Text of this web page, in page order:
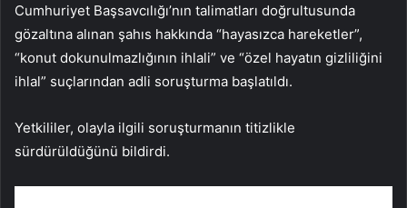
Cumhuriyet Başsavcılığı’nın talimatları doğrultusunda
gözaltına alınan şahıs hakkında “hayasızca hareketler”,
“konut dokunulmazlığının ihlali” ve “özel hayatın gizliliğini
ihlal” suçlarından adli soruşturma başlatıldı.
Yetkililer, olayla ilgili soruşturmanın titizlikle
sürdürüldüğünü bildirdi.